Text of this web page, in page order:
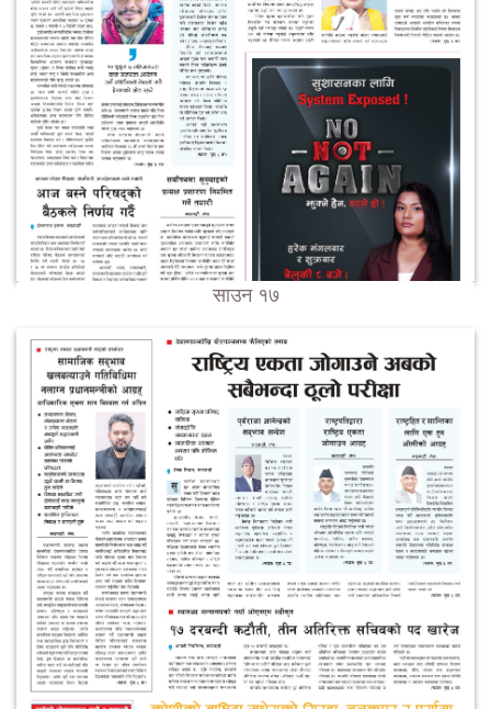
साउन १७